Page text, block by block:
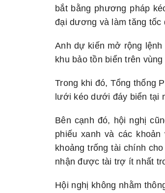
bắt bằng phương pháp
đại dương và làm tăng tốc
Anh dự kiến mở rộng
khu bảo tồn biển trên
Trong khi đó, Tổng thống
lưới kéo dưới đáy biển tại
Bên cạnh đó, hội nghị
phiếu xanh và các
khoảng trống tài chính
nhận được tài trợ ít nhất
Hội nghị không nhằm